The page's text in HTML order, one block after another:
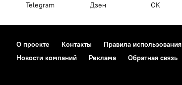
Telegram Дзен OK
О проекте Контакты Правила использования
Новости компаний
Реклама Обратная связь